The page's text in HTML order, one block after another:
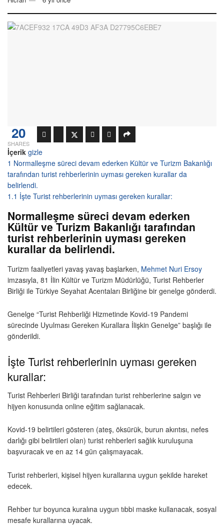
20
SHARES
İçerik gizle
1 Normalleşme süreci devam ederken Kültür ve Turizm Bakanlığı
tarafından turist rehberlerinin uyması gereken kurallar da
belirlendi.
1.1 İşte Turist rehberlerinin uyması gereken kurallar:
Normalleşme süreci devam ederken
Kültür ve Turizm Bakanlığı tarafından
turist rehberlerinin uyması gereken
kurallar da belirlendi.
Turizm faaliyetleri yavaş yavaş başlarken, Mehmet Nuri Ersoy
imzasıyla, 81 İlin Kültür ve Turizm Müdürlüğü, Turist Rehberler
Birliği ile Türkiye Seyahat Acentaları Birliğine bir genelge gönderdi.
Genelge “Turist Rehberliği Hizmetinde Kovid-19 Pandemi
sürecinde Uyulması Gereken Kurallara İlişkin Genelge” başlığı ile
gönderildi.
İşte Turist rehberlerinin uyması gereken
kurallar:
Turist Rehberleri Birliği tarafından turist rehberlerine salgın ve
hijyen konusunda online eğitim sağlanacak.
Kovid-19 belirtileri gösteren (ateş, öksürük, burun akıntısı, nefes
darlığı gibi belirtileri olan) turist rehberleri sağlık kuruluşuna
başvuracak ve en az 14 gün çalışmayacak.
Turist rehberleri, kişisel hijyen kurallarına uygun şekilde hareket
edecek.
Rehber tur boyunca kuralına uygun tıbbi maske kullanacak, sosyal
mesafe kurallarına uyacak.